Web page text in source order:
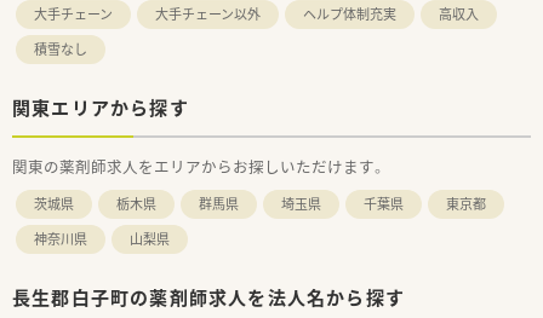
大手チェーン
大手チェーン以外 ヘルプ体制充実
高収入
積雪なし
関東エリアから探す
関東の薬剤師求人をエリアからお探しいただけます。
茨城県 栃木県 群馬県 埼玉県 千葉県
東京都
神奈川県
山梨県
長生郡白子町の薬剤師求人を法人名から探す